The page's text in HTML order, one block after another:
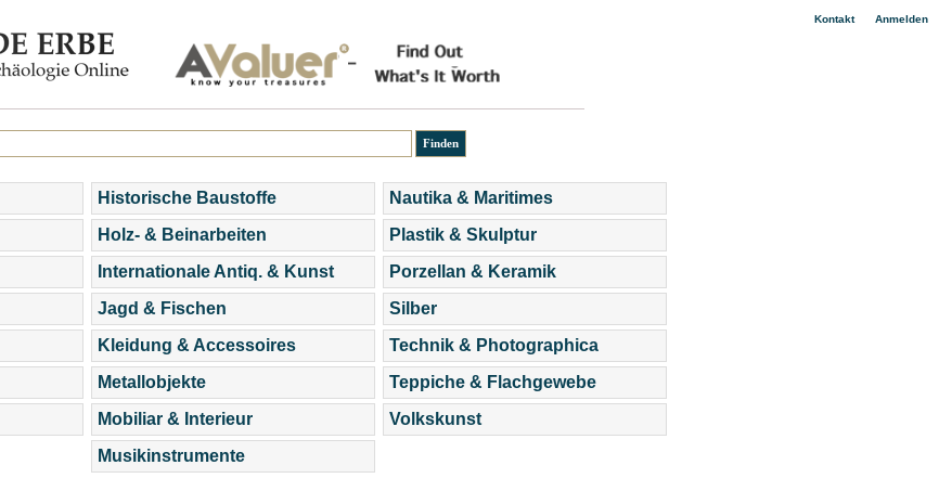
Kontakt| Anmelden
Historische Baustoffe
Holz- & Beinarbeiten
Internationale Antiq. & Kunst
Jagd & Fischen
Kleidung & Accessoires
Metallobjekte
Mobiliar & Interieur
Musikinstrumente
Nautika & Maritimes
Plastik & Skulptur
Porzellan & Keramik
Silber
Technik & Photographica
Teppiche & Flachgewebe
Volkskunst